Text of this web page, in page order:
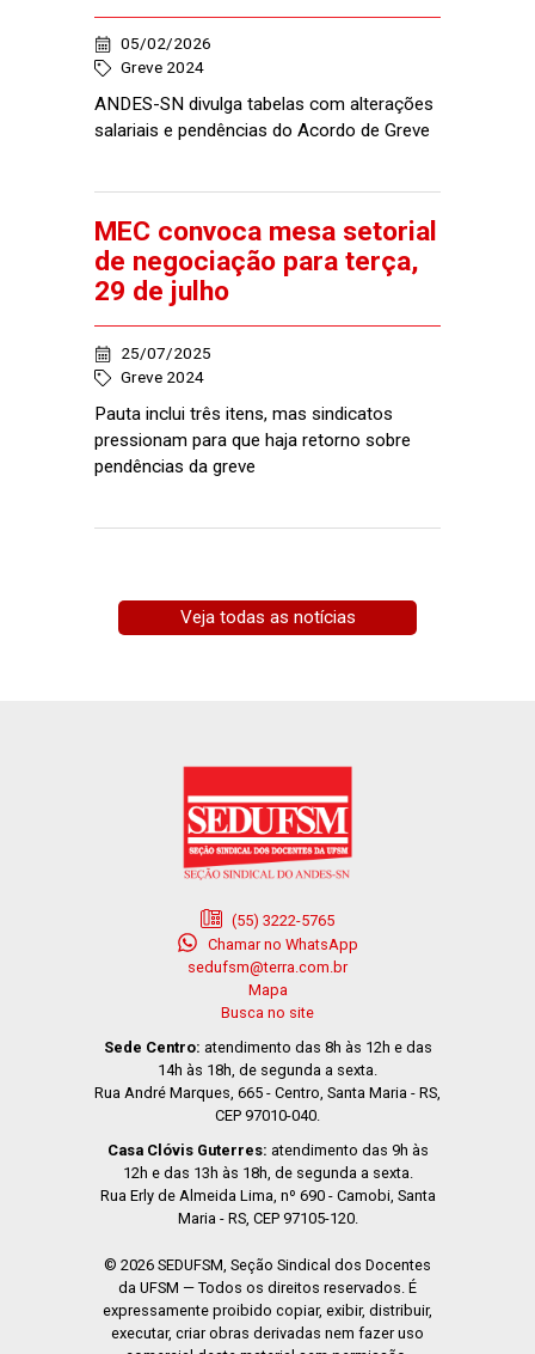
05/02/2026
Greve 2024
ANDES-SN divulga tabelas com alterações
salariais e pendências do Acordo de Greve
MEC convoca mesa setorial
de negociação para terça,
29 de julho
25/07/2025
Greve 2024
Pauta inclui três itens, mas sindicatos
pressionam para que haja retorno sobre
pendências da greve
Veja todas as notícias
(55) 3222-5765
Chamar no WhatsApp
sedufsm@terra.com.br
Mapa
Busca no site
Sede Centro: atendimento das 8h às 12h e das
14h às 18h, de segunda a sexta.
Rua André Marques, 665 - Centro, Santa Maria - RS,
CEP 97010-040.
Casa Clóvis Guterres: atendimento das 9h às
12h e das 13h às 18h, de segunda a sexta.
Rua Erly de Almeida Lima, nº 690 - Camobi, Santa
Maria - RS, CEP 97105-120.
© 2026 SEDUFSM, Seção Sindical dos Docentes
da UFSM — Todos os direitos reservados. É
expressamente proibido copiar, exibir, distribuir,
executar, criar obras derivadas nem fazer uso